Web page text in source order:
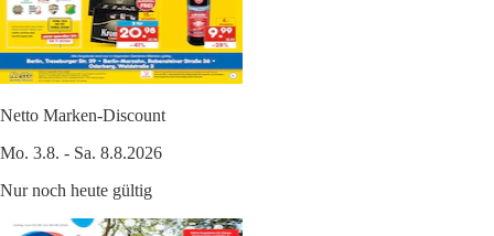
Netto Marken-Discount
Mo. 3.8. - Sa. 8.8.2026
Nur noch heute gültig